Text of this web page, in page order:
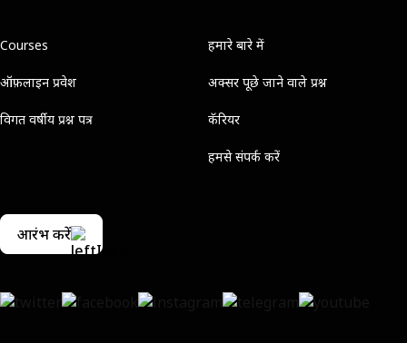
Courses
ऑफ़लाइन प्रवेश
विगत वर्षीय प्रश्न पत्र
हमारे बारे में
अक्सर पूछे जाने वाले प्रश्न
कॅरियर
हमसे संपर्क करें
आरंभ करें